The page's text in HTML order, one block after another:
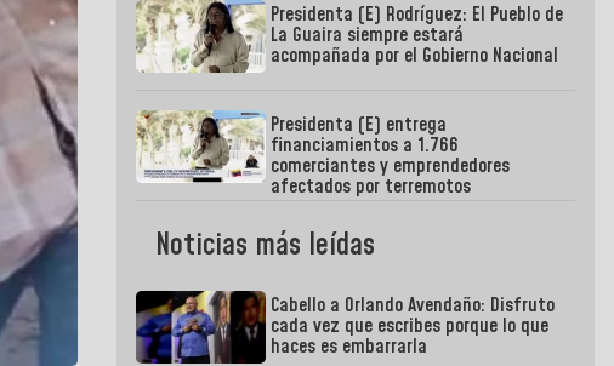
Presidenta (E) Rodríguez: El Pueblo de
La Guaira siempre estará
acompañada por el Gobierno Nacional
Presidenta (E) entrega
financiamientos a 1.766
comerciantes y emprendedores
afectados por terremotos
Noticias más leídas
Cabello a Orlando Avendaño: Disfruto
cada vez que escribes porque lo que
haces es embarrarla